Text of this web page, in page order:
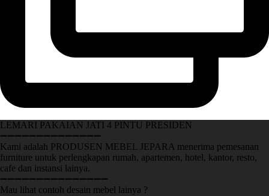
LEMARI PAKAIAN JATI 4 PINTU PRESIDEN
➖➖➖➖➖➖➖➖➖➖➖➖➖➖
Kami adalah PRODUSEN MEBEL JEPARA menerima pemesanan
furniture untuk perlengkapan rumah, apartemen, hotel, kantor, resto,
cafe dan instansi lainya.
➖➖➖➖➖➖➖➖➖➖➖➖➖➖➖
Mau lihat contoh desain mebel lainya ?